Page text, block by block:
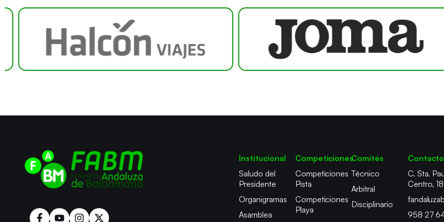
Institucional
Saludo del
Presidente
Organigramas
Asamblea
Competiciones
Competiciones
Pista
Competiciones
Playa
Comités
Técnico
Arbitral
Disciplinario
Contacto
C. Sta.
Centro,
958 27